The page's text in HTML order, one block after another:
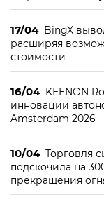
17/04 BingX
расширяя
стоимости
16/04 KEENON
инновации
Amsterdam 2026
10/04 Торговля
подскочила на
прекращения